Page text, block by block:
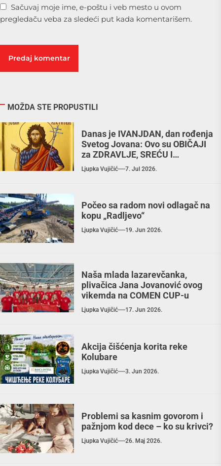
Sačuvaj moje ime, e-poštu i veb mesto u ovom
pregledaču veba za sledeći put kada komentarišem.
MOŽDA STE PROPUSTILI
Danas je IVANJDAN, dan rođenja
Svetog Jovana: Ovo su OBIČAJI
za ZDRAVLJE, SREĆU I
BLAGOSTANJE
Ljupka Vujičić 7. Jul 2026.
Počeo sa radom novi odlagač na
kopu „Radljevo“
Ljupka Vujičić 19. Jun 2026.
Naša mlada lazarevčanka,
plivačica Jana Jovanović ovog
vikemda na COMEN CUP-u
Ljupka Vujičić 17. Jun 2026.
Akcija čišćenja korita reke
Kolubare
Ljupka Vujičić 3. Jun 2026.
Problemi sa kasnim govorom i
pažnjom kod dece – ko su krivci?
Ljupka Vujičić 26. Maj 2026.